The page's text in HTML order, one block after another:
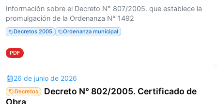
Información sobre el Decreto N° 807/2005. que establece la
promulgación de la Ordenanza N° 1492
Decretos 2005 Ordenanza municipal
PDF
26 de junio de 2026
Decretos
Decreto N° 802/2005. Certificado de
Obra